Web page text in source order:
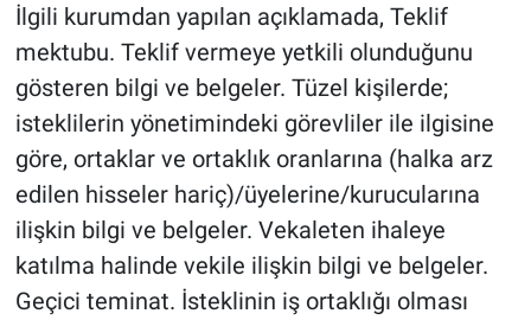
İlgili kurumdan yapılan açıklamada, Teklif
mektubu. Teklif vermeye yetkili olunduğunu
gösteren bilgi ve belgeler. Tüzel kişilerde;
isteklilerin yönetimindeki görevliler ile ilgisine
göre, ortaklar ve ortaklık oranlarına (halka arz
edilen hisseler hariç)/üyelerine/kurucularına
ilişkin bilgi ve belgeler. Vekaleten ihaleye
katılma halinde vekile ilişkin bilgi ve belgeler.
Geçici teminat. İsteklinin iş ortaklığı olması